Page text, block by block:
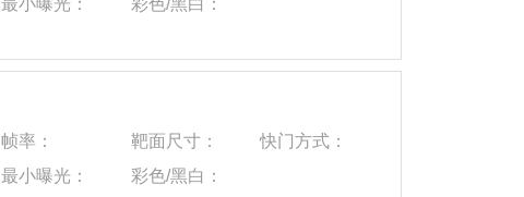
最小曝光： 彩色/黑白：
帧率： 靶面尺寸：
快门方式：
最小曝光： 彩色/黑白：